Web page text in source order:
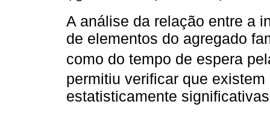
A análise da relação entre a
de elementos do agregado
como do tempo de espera
permitiu verificar que
estatisticamente